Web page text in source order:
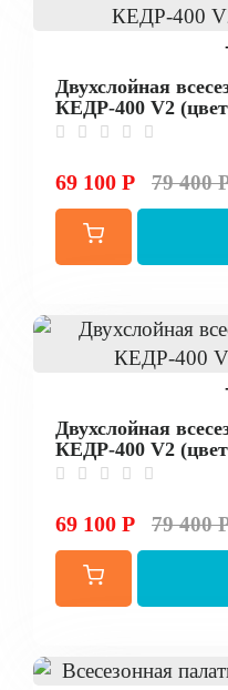
Двухслойная
КЕДР-400 V2
69 100 Р 79 400
Двухслойная
КЕДР-400 V2
69 100 Р 79 400